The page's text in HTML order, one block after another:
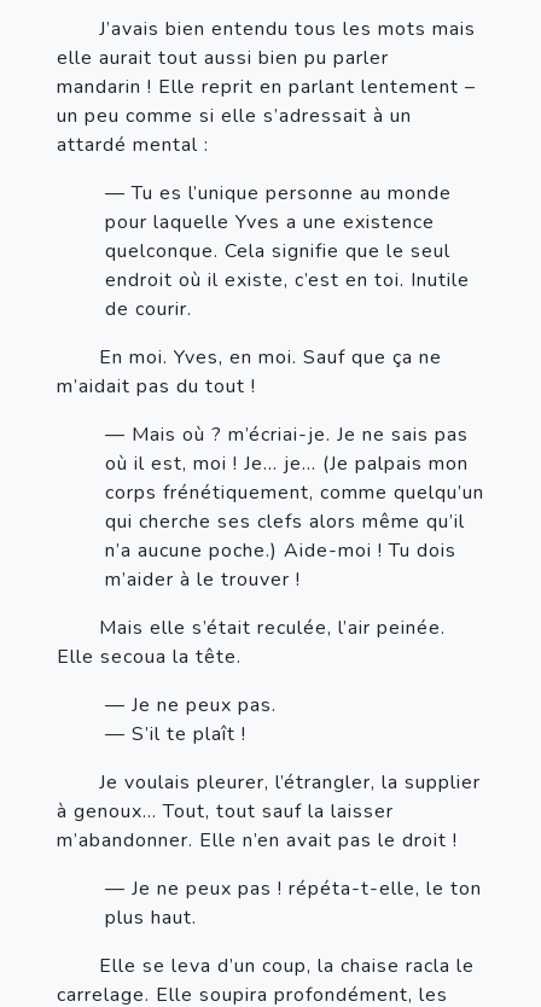
J’avais bien entendu tous les mots mais
elle aurait tout aussi bien pu parler
mandarin ! Elle reprit en parlant lentement –
un peu comme si elle s’adressait à un
attardé mental :
— Tu es l’unique personne au monde
pour laquelle Yves a une existence
quelconque. Cela signifie que le seul
endroit où il existe, c’est en toi. Inutile
de courir.
En moi. Yves, en moi. Sauf que ça ne
m’aidait pas du tout !
— Mais où ? m’écriai-je. Je ne sais pas
où il est, moi ! Je… je… (Je palpais mon
corps frénétiquement, comme quelqu’un
qui cherche ses clefs alors même qu’il
n’a aucune poche.) Aide-moi ! Tu dois
m’aider à le trouver !
Mais elle s’était reculée, l’air peinée.
Elle secoua la tête.
— Je ne peux pas.
— S’il te plaît !
Je voulais pleurer, l’étrangler, la supplier
à genoux… Tout, tout sauf la laisser
m’abandonner. Elle n’en avait pas le droit !
— Je ne peux pas ! répéta-t-elle, le ton
plus haut.
Elle se leva d’un coup, la chaise racla le
carrelage. Elle soupira profondément, les